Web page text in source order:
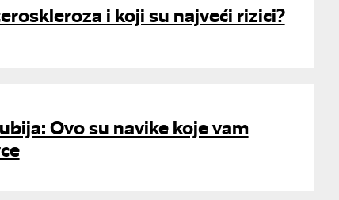
i koji su najveći rizici?
Ovo su navike koje vam